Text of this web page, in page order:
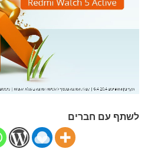
לשתף עם חברים